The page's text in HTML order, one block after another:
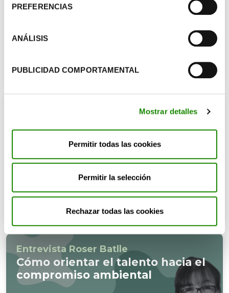
PREFERENCIAS
ANÁLISIS
PUBLICIDAD COMPORTAMENTAL
Mostrar detalles
Permitir todas las cookies
Permitir la selección
Rechazar todas las cookies
binomio posible y necesario
Entrevista Roser Batlle
Cómo orientar el talento hacia el
compromiso ambiental